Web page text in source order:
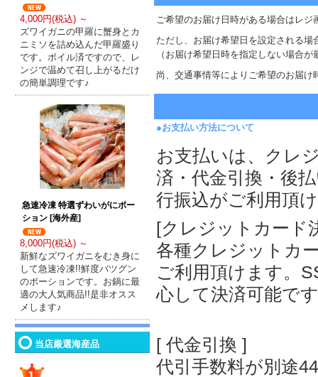
4,000円(税込) ～
ズワイガニの甲羅に蟹身とカ
ニミソを詰め込んだ甲羅盛り
です。ボイル済ですので、レ
ンジで温めて召し上がるだけ
の簡単調理です♪
急速冷凍 特選ずわいがにポー
ション [海外産]
8,000円(税込) ～
新鮮なズワイガニをむき身に
して急速冷凍!!鮮度バツグン
のポーションです。お鍋に最
適の大人気商品!!是非オスス
メします♪
当店厳選海産品
ご希望のお届け日時がある場合はレ
ただし、お届け希望日を設定される
（お届け希望日時を指定しない場合
尚、交通事情等によりご希望のお届
●お支払い方法について
お支払いは、クレ
済・代金引換・後
行振込がご利用頂
[クレジットカード
各種クレジットカ
ご利用頂けます。
心して決済可能で
[ 代金引換 ]
代引手数料が別途